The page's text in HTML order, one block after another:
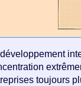
toujours